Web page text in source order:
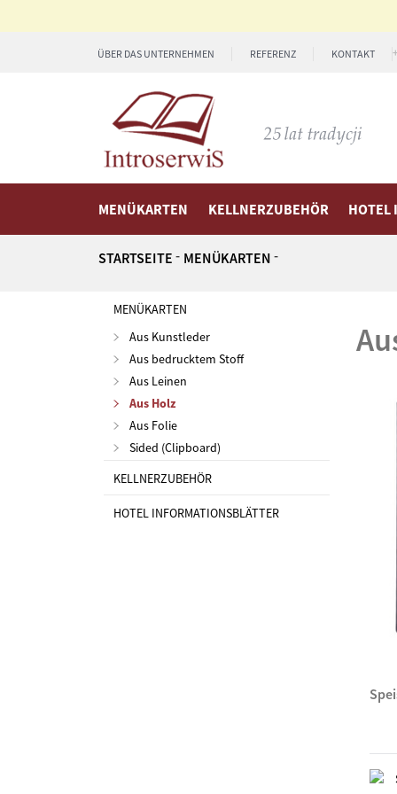
ÜBER DAS UNTERNEHMEN REFERENZ KONTAKT
MENÜKARTEN KELLNERZUBEHÖR HOTEL
STARTSEITE MENÜKARTEN
MENÜKARTEN
Aus Kunstleder
Aus bedrucktem Stoff
Aus Leinen
Aus Holz
Aus Folie
Sided (Clipboard)
KELLNERZUBEHÖR
HOTEL INFORMATIONSBLÄTTER